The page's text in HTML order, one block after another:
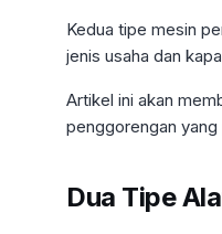
Kedua tipe mesin
jenis usaha dan
Artikel ini akan
penggorengan yang
Dua Tipe